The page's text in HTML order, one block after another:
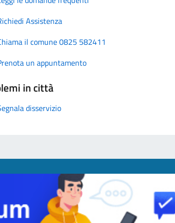
Assistenza
il comune 0825 582411
un appuntamento
in città
disservizio